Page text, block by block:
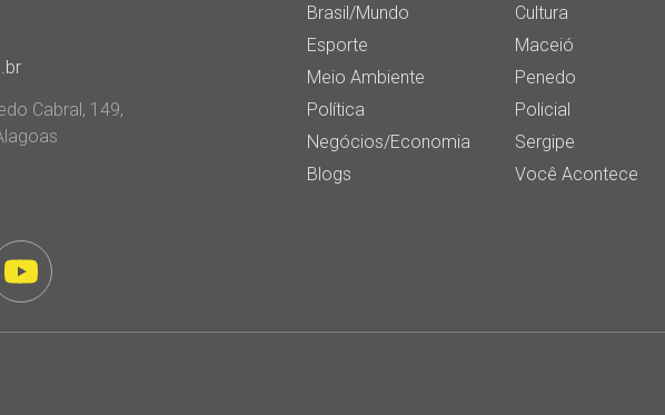
Cabral, 149,
Brasil/Mundo
Cultura
Esporte
Maceió
Meio Ambiente
Penedo
Política
Policial
Negócios/Economia
Sergipe
Blogs
Você Acontece